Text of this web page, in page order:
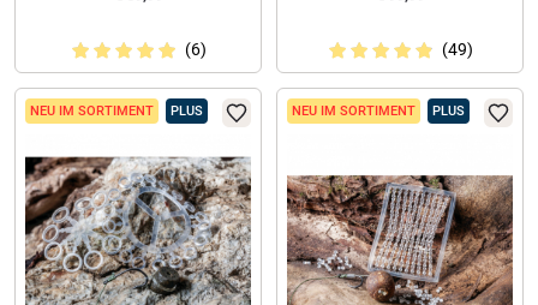
(6) (49)
NEU IM SORTIMENT PLUS NEU IM SORTIMENT PLUS